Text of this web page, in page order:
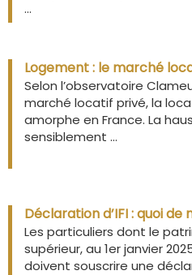
...
Logement : le marché
Selon l’observatoire
marché locatif privé, la
amorphe en France. La
sensiblement ...
Déclaration d’IFI : quoi de
Les particuliers dont le
supérieur, au 1er janvier
doivent souscrire une